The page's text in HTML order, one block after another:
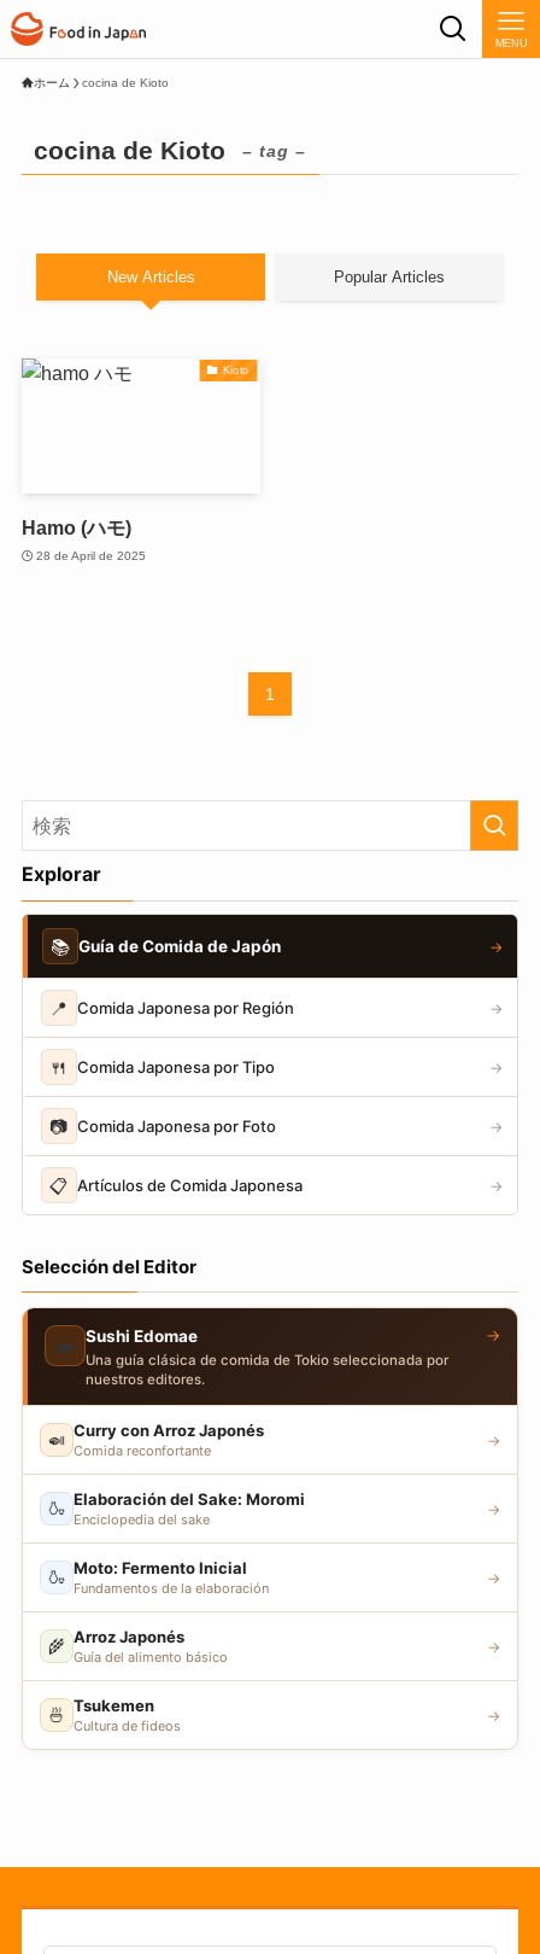
MENU
ホーム cocina de Kioto
cocina de Kioto – tag –
New Articles Popular Articles
Kioto
Hamo (ハモ)
28 de April de 2025
1
Explorar
📚 Guía de Comida de Japón →
📍 Comida Japonesa por Región →
🍴 Comida Japonesa por Tipo →
📷 Comida Japonesa por Foto →
📋 Artículos de Comida Japonesa →
Selección del Editor
🍣 Sushi Edomae
Una guía clásica de comida de Tokio seleccionada por
nuestros editores.
→
🍛 Curry con Arroz Japonés
Comida reconfortante
→
🍶 Elaboración del Sake: Moromi
Enciclopedia del sake
→
🍶 Moto: Fermento Inicial
Fundamentos de la elaboración
→
🌾 Arroz Japonés
Guía del alimento básico
→
🍜 Tsukemen
Cultura de fideos
→